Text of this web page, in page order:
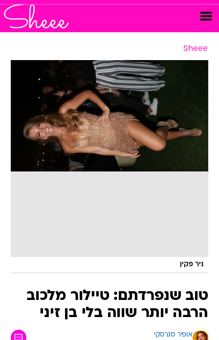
Sheee
ניר פקין
טוב שנפרדתם: טיילור מלכוב
הרבה יותר שווה בלי בן זיני
אופיר סגרסקי